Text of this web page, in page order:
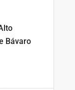
Bávaro